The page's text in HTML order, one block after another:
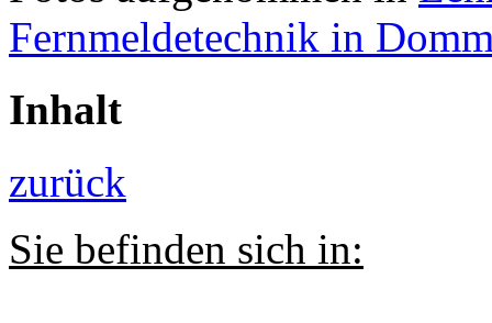
Fernmeldetechnik in
Inhalt
zurück
Sie befinden sich in: